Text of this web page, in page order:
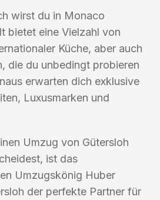
wirst du in Monaco
bietet eine Vielzahl von
Küche, aber auch
die du unbedingt probieren
erwarten dich exklusive
Luxusmarken und
Umzug von Gütersloh
ist das
Umzugskönig Huber
der perfekte Partner für